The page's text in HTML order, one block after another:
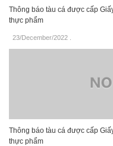
Thông báo tàu cá được cấp
thực phẩm
23/December/2022
Thông báo tàu cá được cấp
thực phẩm